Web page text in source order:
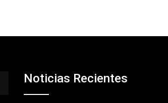
Noticias Recientes